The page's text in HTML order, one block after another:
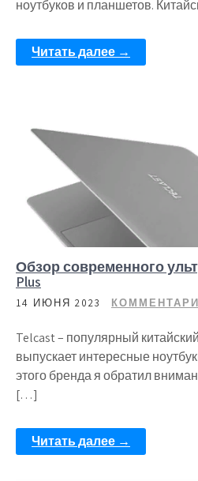
ноутбуков и планшетов.
Читать далее →
Обзор современного
Plus
14 ИЮНЯ 2023
Telcast – популярный
выпускает интересные
этого бренда я обратил
[…]
Читать далее →